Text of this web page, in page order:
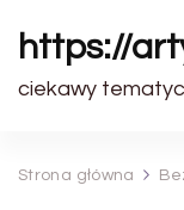
https://
ciekawy
Strona główna